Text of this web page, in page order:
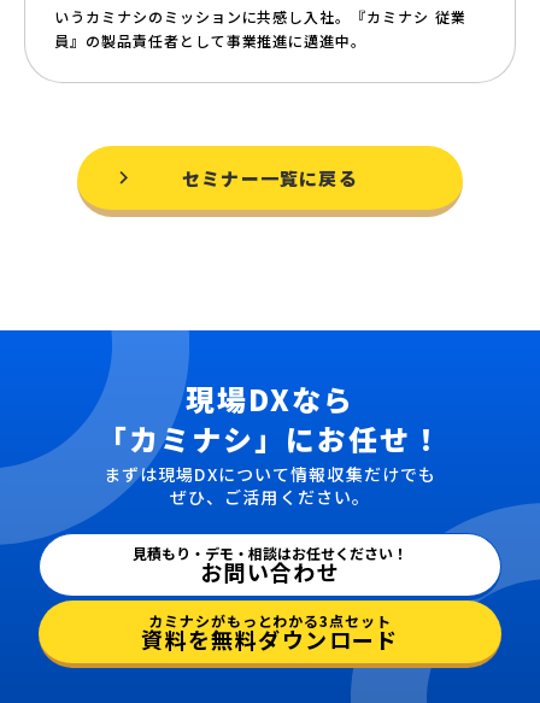
いうカミナシのミッションに共感し入社。『カミナシ 従業
員』の製品責任者として事業推進に邁進中。
セミナー一覧に戻る
現場DXなら
「カミナシ」にお任せ！
まずは現場DXについて情報収集だけでも
ぜひ、ご活用ください。
見積もり・デモ・相談はお任せください！
お問い合わせ
カミナシがもっとわかる3点セット
資料を無料ダウンロード